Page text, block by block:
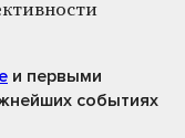
и первыми
событиях